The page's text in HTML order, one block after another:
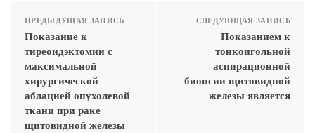
ПРЕДЫДУЩАЯ ЗАПИСЬ
Показание к
тиреоидэктомии с
максимальной
хирургической
аблацией опухолевой
ткани при раке
щитовидной железы
СЛЕДУЮЩАЯ ЗАПИСЬ
Показанием к
тонкоигольной
аспирационной
биопсии щитовидной
железы является